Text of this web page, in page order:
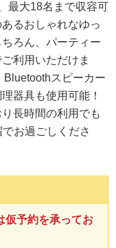
最大18名まで収容可
るおしゃれなゆっ
ろん、パーティー
利用いただけま
スピーカー
器具も使用可能！
長時間の利用でも
お過ごしくださ
仮予約を承ってお